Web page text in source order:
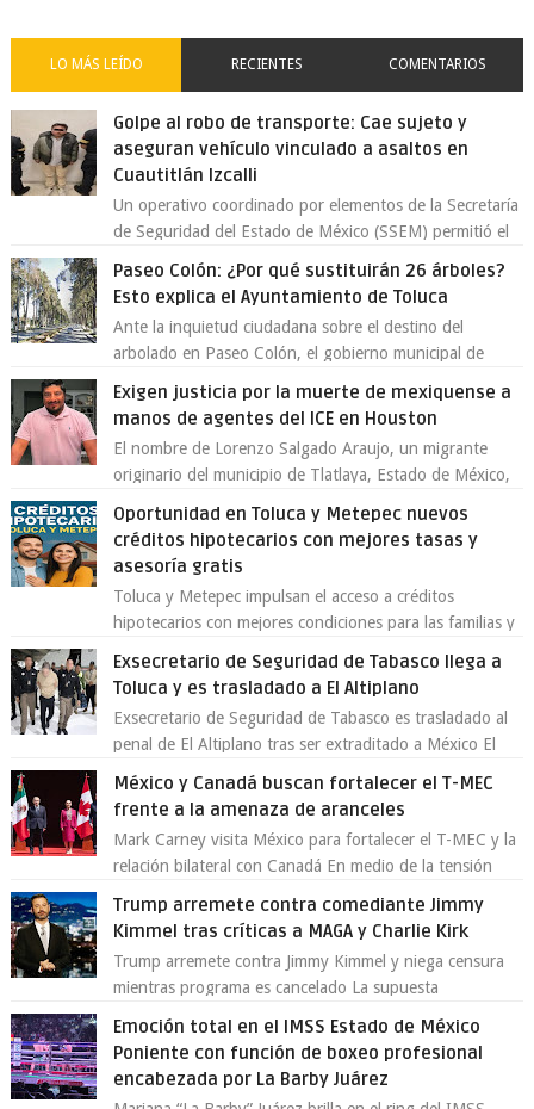
LO MÁS LEÍDO RECIENTES COMENTARIOS
Golpe al robo de transporte: Cae sujeto y
aseguran vehículo vinculado a asaltos en
Cuautitlán Izcalli
Un operativo coordinado por elementos de la Secretaría
de Seguridad del Estado de México (SSEM) permitió el
Paseo Colón: ¿Por qué sustituirán 26 árboles?
Esto explica el Ayuntamiento de Toluca
Ante la inquietud ciudadana sobre el destino del
arbolado en Paseo Colón, el gobierno municipal de
Exigen justicia por la muerte de mexiquense a
manos de agentes del ICE en Houston
El nombre de Lorenzo Salgado Araujo, un migrante
originario del municipio de Tlatlaya, Estado de México,
Oportunidad en Toluca y Metepec nuevos
créditos hipotecarios con mejores tasas y
asesoría gratis
Toluca y Metepec impulsan el acceso a créditos
hipotecarios con mejores condiciones para las familias y
Exsecretario de Seguridad de Tabasco llega a
Toluca y es trasladado a El Altiplano
Exsecretario de Seguridad de Tabasco es trasladado al
penal de El Altiplano tras ser extraditado a México El
México y Canadá buscan fortalecer el T-MEC
frente a la amenaza de aranceles
Mark Carney visita México para fortalecer el T-MEC y la
relación bilateral con Canadá En medio de la tensión
Trump arremete contra comediante Jimmy
Kimmel tras críticas a MAGA y Charlie Kirk
Trump arremete contra Jimmy Kimmel y niega censura
mientras programa es cancelado La supuesta
Emoción total en el IMSS Estado de México
Poniente con función de boxeo profesional
encabezada por La Barby Juárez